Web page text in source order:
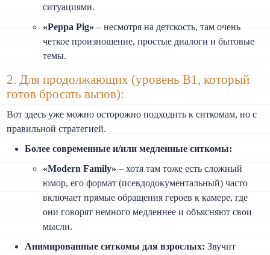
ситуациями.
«Peppa Pig» – несмотря на детскость, там очень
четкое произношение, простые диалоги и бытовые
темы.
2. Для продолжающих (уровень B1, который
готов бросать вызов):
Вот здесь уже можно осторожно подходить к ситкомам, но с
правильной стратегией.
Более современные и/или медленные ситкомы:
«Modern Family» – хотя там тоже есть сложный
юмор, его формат (псевдодокументальный) часто
включает прямые обращения героев к камере, где
они говорят немного медленнее и объясняют свои
мысли.
Анимированные ситкомы для взрослых: Звучит